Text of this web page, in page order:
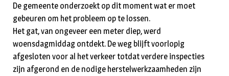
De gemeente onderzoekt op dit moment wat er moet
gebeuren om het probleem op te lossen.
Het gat, van ongeveer een meter diep, werd
woensdagmiddag ontdekt. De weg blijft voorlopig
afgesloten voor al het verkeer totdat verdere inspecties
zijn afgerond en de nodige herstelwerkzaamheden zijn